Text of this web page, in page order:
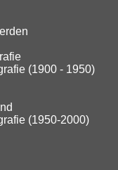
(1900 - 1950)
(1950-2000)